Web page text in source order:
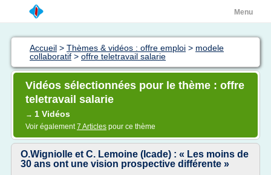
Menu
Accueil > Thèmes & vidéos : offre emploi > modele
collaboratif > offre teletravail salarie
Vidéos sélectionnées pour le thème : offre
teletravail salarie
→ 1 Vidéos
Voir également7 Articles pour ce thème
O.Wigniolle et C. Lemoine (Icade) : « Les moins de
30 ans ont une vision prospective différente »